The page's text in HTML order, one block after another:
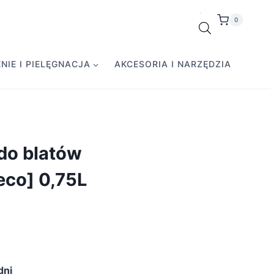
0
I PIELĘGNACJA AKCESORIA I NARZĘDZIA
blatów
0,75L